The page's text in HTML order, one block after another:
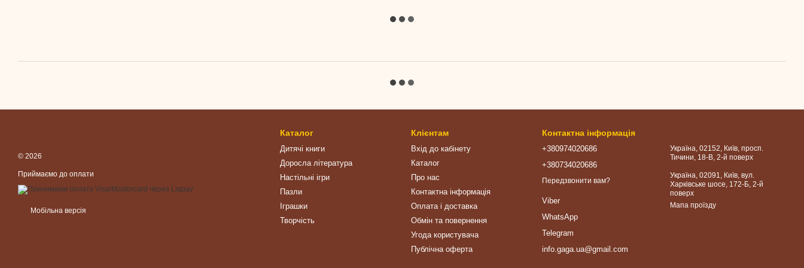
© 2026
Приймаємо до оплати
Мобільна версія
Каталог
Дитячі книги
Доросла література
Настільні ігри
Пазли
Іграшки
Творчість
Клієнтам
Вхід до кабінету
Каталог
Про нас
Контактна інформація
Оплата і доставка
Обмін та повернення
Угода користувача
Публічна оферта
Контактна інформація
+380974020686
+380734020686
Передзвонити вам?
Viber
WhatsApp
Telegram
info.gaga.ua@gmail.com
Україна, 02152, Київ, просп.
Тичини, 18-В, 2-й поверх
Україна, 02091, Київ, вул.
Харківське шосе, 172-Б, 2-й
поверх
Мапа проїзду